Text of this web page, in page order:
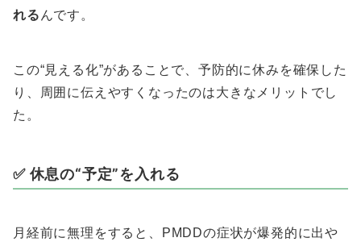
れる んです。
この“見える化”があることで、予防的に休みを確保した
り、周囲に伝えやすくなったのは大きなメリットでし
た。
✅ 休息の“予定”を入れる
月経前に無理をすると、PMDDの症状が爆発的に出や